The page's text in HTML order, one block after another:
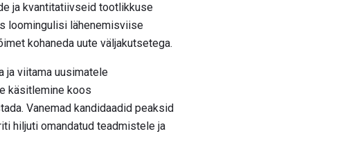
ja kvantitatiivseid tootlikkuse
loomingulisi lähenemisviise
kohaneda uute väljakutsetega.
ja viitama uusimatele
käsitlemine koos
Vanemad kandidaadid peaksid
hiljuti omandatud teadmistele ja